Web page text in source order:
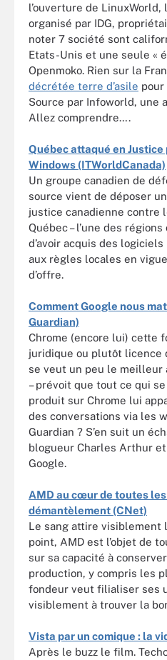
l’ouverture de
organisé par IDG,
noter 7 société sont
Etats-Unis et une seule «
Openmoko. Rien sur la
décrétée terre d’asile
Source par Infoworld, une
Allez comprendre….
Québec attaqué en
Windows (ITWorldCanada)
Un groupe canadien de
source vient de déposer
justice canadienne contre
Québec – l’une des
d’avoir acquis des
aux règles locales en
d’offre.
Comment Google nous
Guardian)
Chrome (encore lui) cette
juridique ou plutôt licence
se veut un peu le meilleur
– prévoit que tout ce qui
produit sur Chrome lui
des conversations via les
Guardian ? S’en suit un
blogueur Charles Arthur
Google.
AMD au cœur de toutes
démantèlement (CNet)
Le sang attire visiblement
point, AMD est l’objet de
sur sa capacité à
production, y compris les
fondeur veut filialiser ses
visiblement à trouver la
Vista par un comique : la
Après le buzz le film.